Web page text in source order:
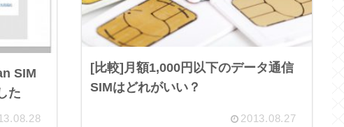
SIM
た
[比較]月額1,000円以下のデータ通信
SIMはどれがいい？
2013.08.27